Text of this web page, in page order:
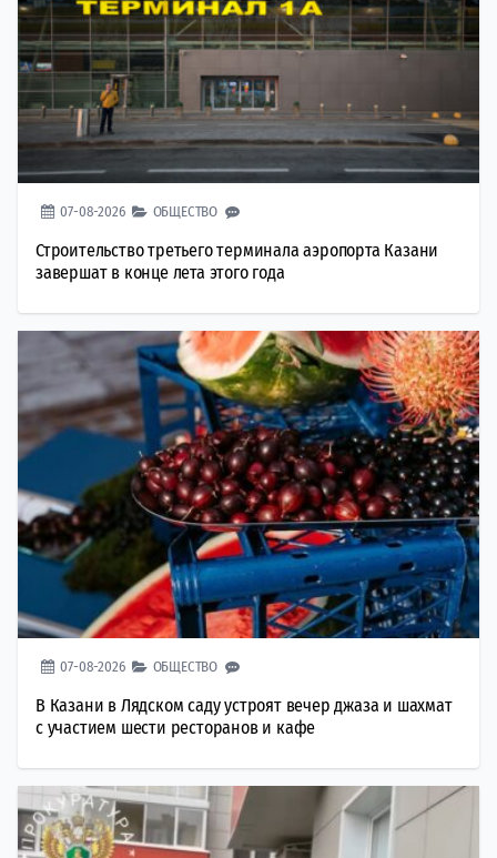
07-08-2026 ОБЩЕСТВО
Строительство третьего терминала аэропорта Казани
завершат в конце лета этого года
07-08-2026 ОБЩЕСТВО
В Казани в Лядском саду устроят вечер джаза и шахмат
с участием шести ресторанов и кафе